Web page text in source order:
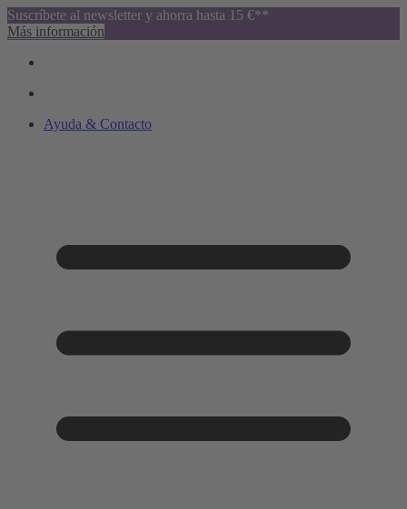
Suscríbete al newsletter y ahorra hasta 15 €**
Más información
Ayuda & Contacto